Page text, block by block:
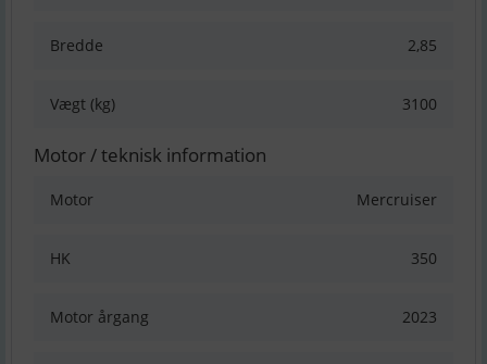
Bredde 2,85
Vægt (kg) 3100
Motor / teknisk information
Motor Mercruiser
HK 350
Motor årgang 2023